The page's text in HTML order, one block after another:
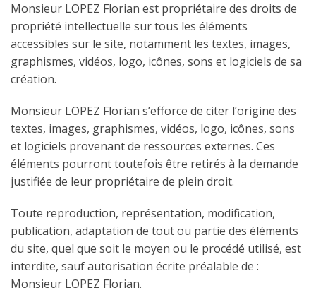
Monsieur LOPEZ Florian est propriétaire des droits de
propriété intellectuelle sur tous les éléments
accessibles sur le site, notamment les textes, images,
graphismes, vidéos, logo, icônes, sons et logiciels de sa
création.
Monsieur LOPEZ Florian s’efforce de citer l’origine des
textes, images, graphismes, vidéos, logo, icônes, sons
et logiciels provenant de ressources externes. Ces
éléments pourront toutefois être retirés à la demande
justifiée de leur propriétaire de plein droit.
Toute reproduction, représentation, modification,
publication, adaptation de tout ou partie des éléments
du site, quel que soit le moyen ou le procédé utilisé, est
interdite, sauf autorisation écrite préalable de :
Monsieur LOPEZ Florian.